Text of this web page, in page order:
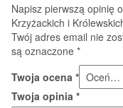
Napisz pierwszą opinię
Krzyżackich i
Twój adres email nie
są oznaczone *
Twoja ocena *
Twoja opinia *